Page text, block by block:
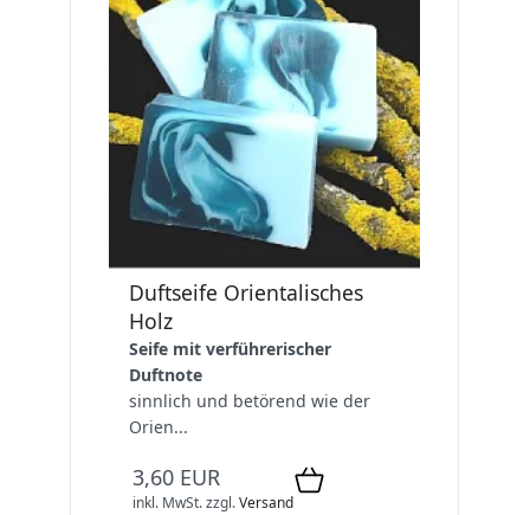
Duftseife Orientalisches
Holz
Seife mit verführerischer
Duftnote
sinnlich und betörend wie der
Orien...
3,60 EUR
inkl. MwSt.zzgl.Versand